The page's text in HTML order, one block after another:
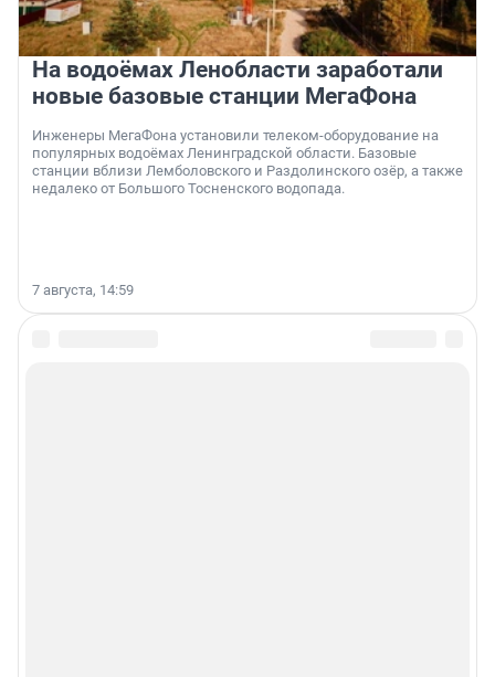
На водоёмах Ленобласти заработали
новые базовые станции МегаФона
Инженеры МегаФона установили телеком-оборудование на
популярных водоёмах Ленинградской области. Базовые
станции вблизи Лемболовского и Раздолинского озёр, а также
недалеко от Большого Тосненского водопада.
7 августа, 14:59